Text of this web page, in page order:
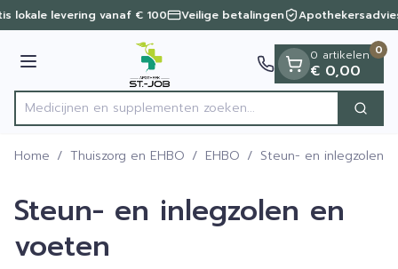
Ga naar de inhoud
1 van 1
lokale levering vanaf € 100 Veilige betalingen Apothekersadvies
Menu
Product, merk, categorie...
Medicijnen en supplementen z Zoek
0 artikelen
€ 0,00
0
Home / Thuiszorg en EHBO / EHBO / Steun- en inlegzolen
Steun- en inlegzolen en
voeten